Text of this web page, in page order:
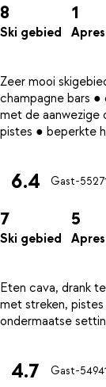
8
Ski gebied
1
Zeer mooi
champagne bars ●
met de
6.4 Gast-5527
7
Ski gebied
5
Eten cava, drank
met streken,
4.7 Gast-5494